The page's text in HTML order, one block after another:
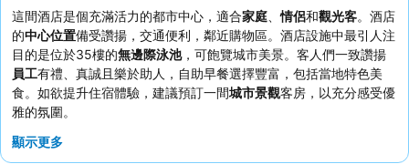
這間酒店是個充滿活力的都市中心，適合家庭 、情侶和觀光客。酒店
的中心位置備受讚揚，交通便利，鄰近購物區。酒店設施中最引人注
目的是位於35樓的無邊際泳池，可飽覽城市美景。客人們一致讚揚
員工有禮、真誠且樂於助人，自助早餐選擇豐富，包括當地特色美
食。如欲提升住宿體驗，建議預訂一間城市景觀客房，以充分感受優
雅的氛圍。
顯示更多